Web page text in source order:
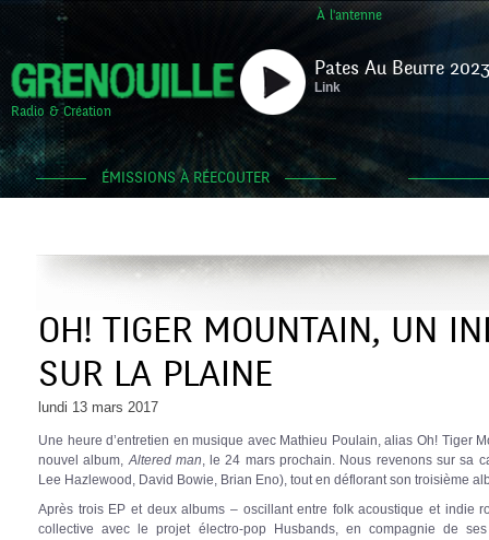
À l'antenne
Radio & Création
Pates Au Beurre
Link
ÉMISSIONS À RÉECOUTER
OH! TIGER MOUNTAIN, UN
SUR LA PLAINE
lundi 13 mars 2017
Une heure d’entretien en musique avec Mathieu Poulain, alias Oh! Tiger
nouvel album, Altered man , le 24 mars prochain. Nous revenons sur sa
Lee Hazlewood, David Bowie, Brian Eno), tout en déflorant son troisième
Après trois EP et deux albums – oscillant entre folk acoustique et indie
collective avec le projet électro-pop Husbands, en compagnie de